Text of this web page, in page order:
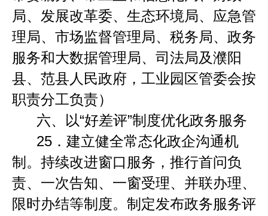
局、发展改革委、生态环境局、应急管
理局、市场监督管理局、税务局、政务
服务和大数据管理局、司法局及濮阳
县、范县人民政府，工业园区管委会按
职责分工负责）
六、以“好差评”制度优化政务服务
25． 建立健全常态化政企沟通机
制。持续改进窗口服务，推行首问负
责、一次告知、一窗受理、并联办理、
限时办结等制度。制定发布政务服务评